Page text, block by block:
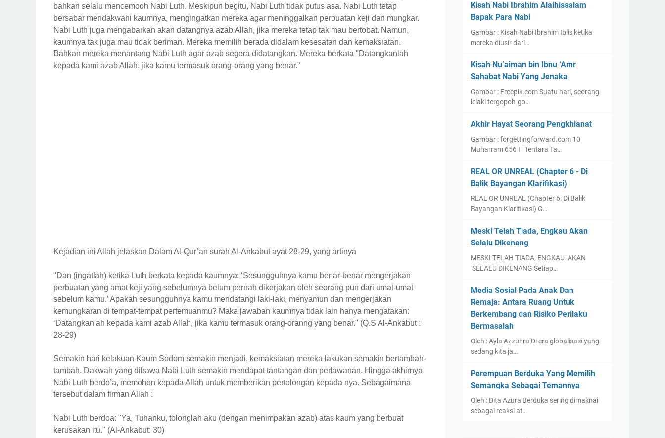
bahkan selalu mencemooh Nabi Luth. Meskipun begitu, Nabi Luth tidak putus asa. Nabi Luth tetap
bersabar mendakwahi kaumnya, mengingatkan mereka agar meninggalkan perbuatan keji dan mungkar.
Nabi Luth juga mengabarkan akan datangnya azab Allah, jika mereka tetap tak mau bertobat. Namun,
kaumnya tak juga mau tidak beriman. Mereka memilih berada didalam kesesatan dan kemaksiatan.
Bahkan mereka menantang Nabi Luth agar azab segera didatangkan. Mereka berkata "Datangkanlah
kepada kami azab Allah, jika kamu termasuk orang-orang yang benar.”
Kejadian ini Allah jelaskan Dalam Al-Qur’an surah Al-Ankabut ayat 28-29, yang artinya
"Dan (ingatlah) ketika Luth berkata kepada kaumnya: ‘Sesungguhnya kamu benar-benar mengerjakan
perbuatan yang amat keji yang sebelumnya belum pernah dikerjakan oleh seorang pun dari umat-umat
sebelum kamu.’ Apakah sesungguhnya kamu mendatangi laki-laki, menyamun dan mengerjakan
kemungkaran di tempat-tempat pertemuanmu? Maka jawaban kaumnya tidak lain hanya mengatakan:
‘Datangkanlah kepada kami azab Allah, jika kamu termasuk orang-oranng yang benar." (Q.S Al-Ankabut :
28-29)
Semakin hari kelakuan Kaum Sodom semakin menjadi, kemaksiatan mereka lakukan semakin bertambah-
tambah. Dakwah yang dibawa Nabi Luth semakin mendapat tantangan dan perlawanan. Hingga akhirnya
Nabi Luth berdo’a, memohon kepada Allah untuk memberikan pertolongan kepada nya. Sebagaimana
tersebut dalam firman Allah :
Nabi Luth berdoa: "Ya, Tuhanku, tolonglah aku (dengan menimpakan azab) atas kaum yang berbuat
kerusakan itu." (Al-Ankabut: 30)
Kisah Nabi Ibrahim Alaihissalam
Bapak Para Nabi
Gambar : Kisah Nabi Ibrahim Iblis ketika
mereka diusir dari…
Kisah Nu’aiman bin Ibnu ‘Amr
Sahabat Nabi Yang Jenaka
Gambar : Freepik.com Suatu hari, seorang
lelaki tergopoh-go…
Akhir Hayat Seorang Pengkhianat
Gambar : forgettingforward.com 10
Muharram 656 H Tentara Ta…
REAL OR UNREAL (Chapter 6 - Di
Balik Bayangan Klarifikasi)
REAL OR UNREAL (Chapter 6: Di Balik
Bayangan Klarifikasi) G…
Meski Telah Tiada, Engkau Akan
Selalu Dikenang
MESKI TELAH TIADA, ENGKAU AKAN
SELALU DIKENANG Setiap…
Media Sosial Pada Anak Dan
Remaja: Antara Ruang Untuk
Berkembang dan Risiko Perilaku
Bermasalah
Oleh : Ayla Azzuhra Di era globalisasi yang
sedang kita ja…
Perempuan Berduka Yang Memilih
Semangka Sebagai Temannya
Oleh : Dita Azura Berduka sering dimaknai
sebagai reaksi at…